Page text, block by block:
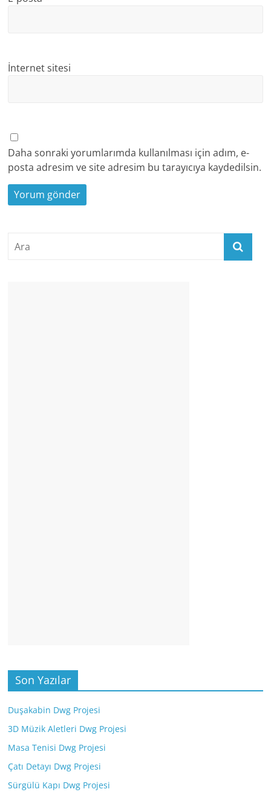
İnternet sitesi
Daha sonraki yorumlarımda kullanılması için adım, e-
posta adresim ve site adresim bu tarayıcıya kaydedilsin.
Son Yazılar
Duşakabin Dwg Projesi
3D Müzik Aletleri Dwg Projesi
Masa Tenisi Dwg Projesi
Çatı Detayı Dwg Projesi
Sürgülü Kapı Dwg Projesi